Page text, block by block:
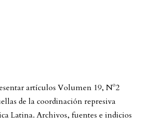
artículos Volumen 19, Nº2
de la coordinación represiva
Latina. Archivos, fuentes e indicios